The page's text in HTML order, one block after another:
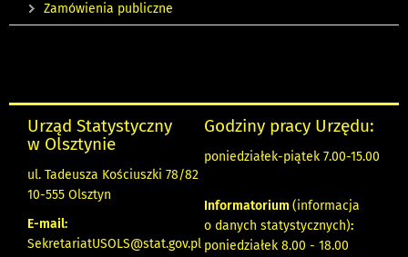
Zamówienia publiczne
Urząd Statystyczny
w Olsztynie
ul. Tadeusza Kościuszki 78/82
10-555 Olsztyn
E-mail:
SekretariatUSOLS@stat.gov.pl
Godziny pracy Urzędu:
poniedziałek-piątek 7.00-15.00
Informatorium (informacja
o danych statystycznych):
poniedziałek 8.00 - 18.00